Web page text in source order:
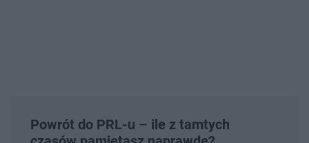
Powrót do PRL-u – ile z tamtych